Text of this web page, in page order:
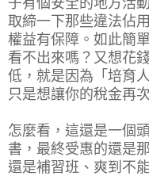
取締一下那些違法佔
權益有保障。如此簡
看不出來嗎？又想花
低，就是因為「培育
只是想讓你的稅金再
怎麼看，這還是一個
書，最終受惠的還是
還是補習班、爽到不